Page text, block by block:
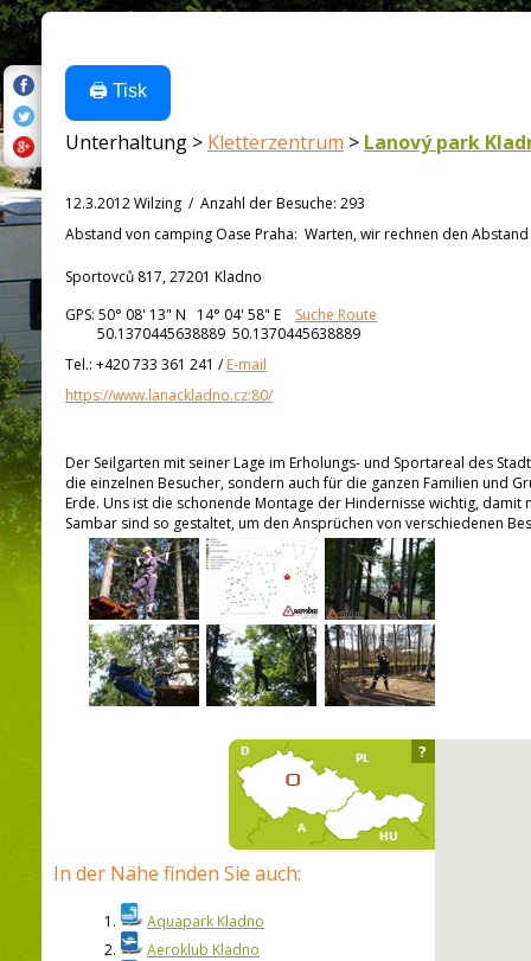
🖨️ Tisk
Unterhaltung > Kletterzentrum > Lanový park
12.3.2012 Wilzing / Anzahl der Besuche: 293
Abstand von camping Oase Praha: Warten, wir rechnen den
Sportovců 817, 27201 Kladno
GPS: 50° 08' 13" N 14° 04' 58" E
Suche Route
50.1370445638889 50.1370445638889
Tel.: +420 733 361 241 /E-mail
https://www.lanackladno.cz:80/
Der Seilgarten mit seiner Lage im Erholungs- und Sportareal des
die einzelnen Besucher, sondern auch für die ganzen Familien und
Erde. Uns ist die schonende Montage der Hindernisse wichtig,
Sambar sind so gestaltet, um den Ansprüchen von verschiedenen
In der Nähe finden Sie auch:
1.
Aquapark Kladno
2.
Aeroklub Kladno
?